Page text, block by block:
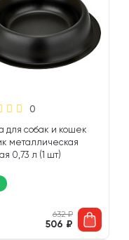
0
для собак и кошек
металлическая
0,73 л (1 шт)
632₽
506 ₽